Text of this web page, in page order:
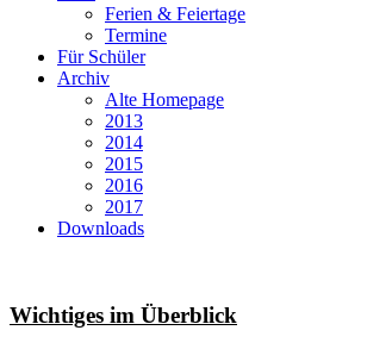
Ferien & Feiertage
Termine
Für Schüler
Archiv
Alte Homepage
2013
2014
2015
2016
2017
Downloads
Wichtiges im Überblick